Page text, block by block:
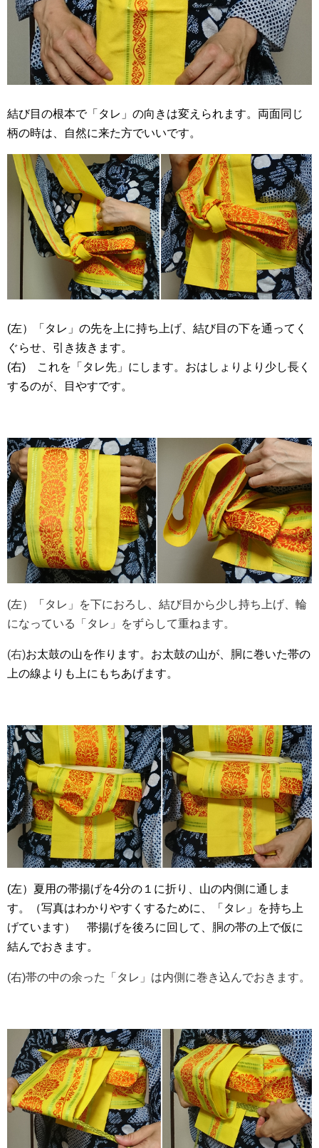
結び目の根本で「タレ」の向きは変えられます。両面同じ
柄の時は、自然に来た方でいいです。
(左）「タレ」の先を上に持ち上げ、結び目の下を通ってく
ぐらせ、引き抜きます。
(右) これを「タレ先」にします。おはしょりより少し長く
するのが、目やすです。
(左） 「 タレ」を下におろし、結び目から少し持ち上げ、輪
になっている「タレ」をずらして重ねます。
(右)お太鼓の山を作ります。お太鼓の山が、胴に巻いた帯の
上の線よりも上にもちあげます。
(左）夏用の帯揚げを4分の１に折り、山の内側に通しま
す。（写真はわかりやすくするために、「タ レ 」を持ち上
げています） 帯揚げを後ろに回して、胴の帯の上で仮に
結んでおきます。
(右)帯の中の余った「タレ」は内側に巻き込んでおきます。